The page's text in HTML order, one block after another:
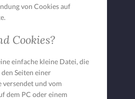
von Cookies auf
Cookies?
einfache kleine Datei, die
Seiten einer
versendet und vom
dem PC oder einem